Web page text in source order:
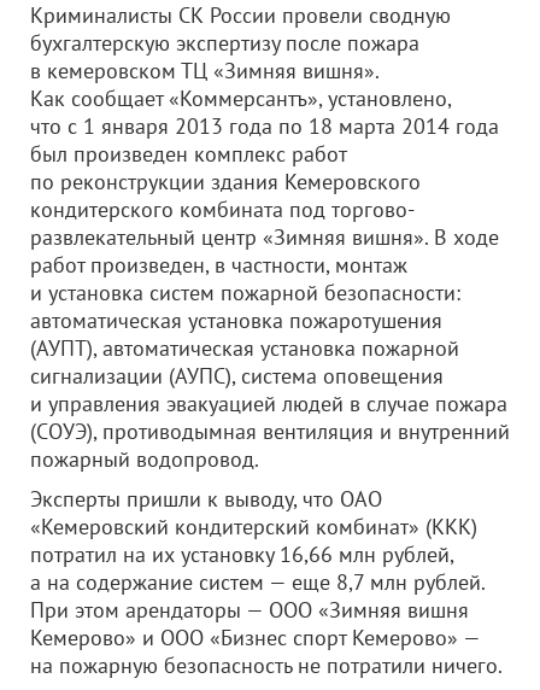
Криминалисты СК России провели сводную
бухгалтерскую экспертизу после пожара
в кемеровском ТЦ «Зимняя вишня».
Как сообщает «Коммерсантъ», установлено,
что с 1 января 2013 года по 18 марта 2014 года
был произведен комплекс работ
по реконструкции здания Кемеровского
кондитерского комбината под торгово-
развлекательный центр «Зимняя вишня». В ходе
работ произведен, в частности, монтаж
и установка систем пожарной безопасности:
автоматическая установка пожаротушения
(АУПТ), автоматическая установка пожарной
сигнализации (АУПС), система оповещения
и управления эвакуацией людей в случае пожара
(СОУЭ), противодымная вентиляция и внутренний
пожарный водопровод.
Эксперты пришли к выводу, что ОАО
«Кемеровский кондитерский комбинат» (ККК)
потратил на их установку 16,66 млн рублей,
а на содержание систем — еще 8,7 млн рублей.
При этом арендаторы — ООО «Зимняя вишня
Кемерово» и ООО «Бизнес спорт Кемерово» —
на пожарную безопасность не потратили ничего.